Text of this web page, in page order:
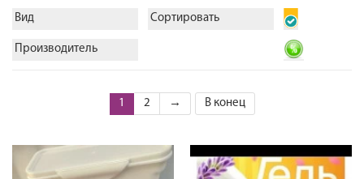
Вид Сортировать
Производитель
1 2 → В конец